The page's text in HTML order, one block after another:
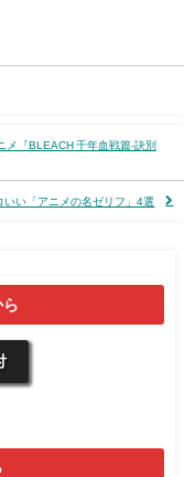
『BLEACH 千年血戦篇-訣別
い「アニメの名ゼリフ」4選